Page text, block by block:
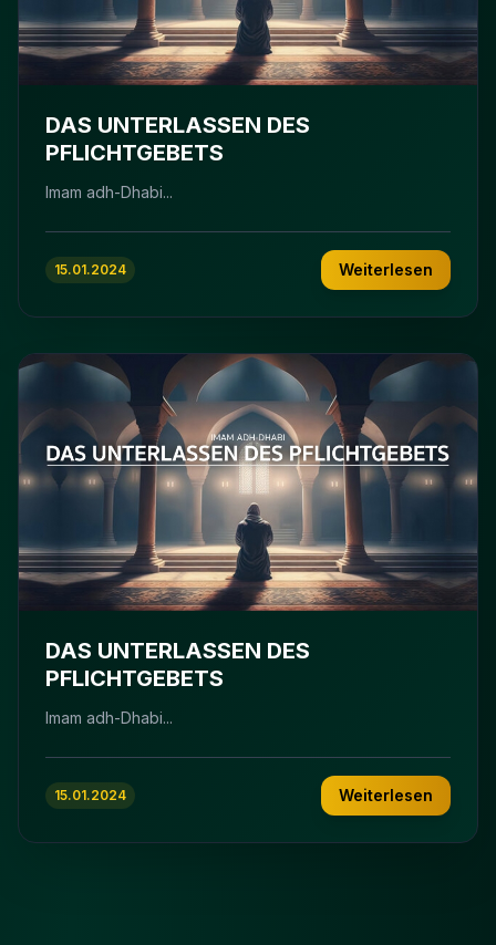
DAS UNTERLASSEN DES
PFLICHTGEBETS
Imam adh-Dhabi...
15.01.2024 Weiterlesen
DAS UNTERLASSEN DES
PFLICHTGEBETS
Imam adh-Dhabi...
15.01.2024 Weiterlesen